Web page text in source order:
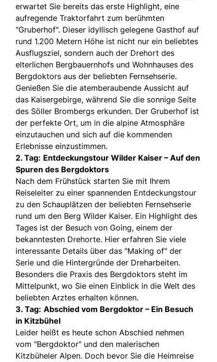
erwartet Sie bereits das erste Highlight, eine
aufregende Traktorfahrt zum berühmten
"Gruberhof". Dieser idyllisch gelegene Gasthof auf
rund 1.200 Metern Höhe ist nicht nur ein beliebtes
Ausflugsziel, sondern auch der Drehort des
elterlichen Bergbauernhofs und Wohnhauses des
Bergdoktors aus der beliebten Fernsehserie.
Genießen Sie die atemberaubende Aussicht auf
das Kaisergebirge, während Sie die sonnige Seite
des Söller Brombergs erkunden. Der Gruberhof ist
der perfekte Ort, um in die alpine Atmosphäre
einzutauchen und sich auf die kommenden
Erlebnisse einzustimmen.
2. Tag: Entdeckungstour Wilder Kaiser – Auf den
Spuren des Bergdoktors
Nach dem Frühstück starten Sie mit Ihrem
Reiseleiter zu einer spannenden Entdeckungstour
zu den Schauplätzen der beliebten Fernsehserie
rund um den Berg Wilder Kaiser. Ein Highlight des
Tages ist der Besuch von Going, einem der
bekanntesten Drehorte. Hier erfahren Sie viele
interessante Details über das "Making of" der
Serie und die Hintergründe der Dreharbeiten.
Besonders die Praxis des Bergdoktors steht im
Mittelpunkt, wo Sie einen Einblick in die Welt des
beliebten Arztes erhalten können.
3. Tag: Abschied vom Bergdoktor – Ein Besuch
in Kitzbühel
Leider heißt es heute schon Abschied nehmen
vom "Bergdoktor" und den malerischen
Kitzbüheler Alpen. Doch bevor Sie die Heimreise